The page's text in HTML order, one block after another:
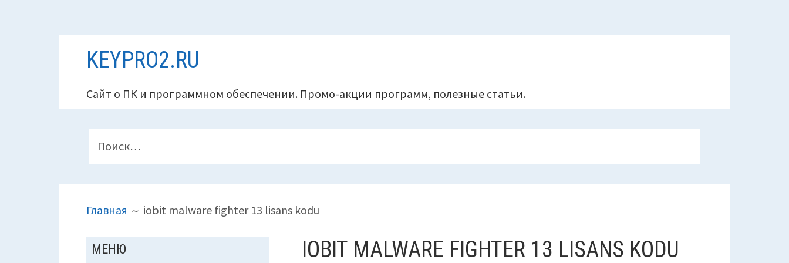
KEYPRO2.RU
Сайт о ПК и программном обеспечении. Промо-акции программ, полезные статьи.
ВЕРХНЕГО
КОЛОНТИТУЛА
САЙТЕ
Главная iobit malware fighter 13 lisans kodu
IOBIT MALWARE FIGHTER 13 LISANS KODU
ОСНОВНАЯ
МЕНЮ